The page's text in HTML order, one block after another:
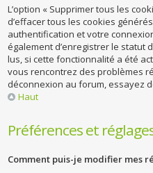
L’option « Supprimer tous les
d’effacer tous les cookies
authentification et votre
également d’enregistrer le statut
lus, si cette fonctionnalité a été
vous rencontrez des problèmes
déconnexion au forum, essayez
Haut
Préférences et
Comment puis-je modifier mes